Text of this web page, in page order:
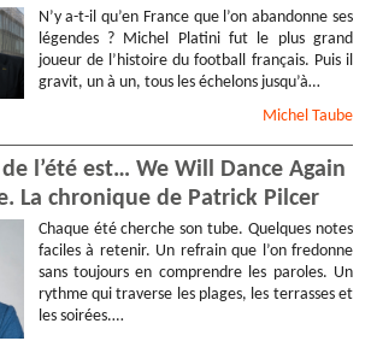
N’y a-t-il qu’en France que l’on abandonne ses
légendes ? Michel Platini fut le plus grand
joueur de l’histoire du football français. Puis il
gravit, un à un, tous les échelons jusqu’à…
Michel Taube
l’été est… We Will Dance Again
La chronique de Patrick Pilcer
Chaque été cherche son tube. Quelques notes
faciles à retenir. Un refrain que l’on fredonne
sans toujours en comprendre les paroles. Un
rythme qui traverse les plages, les terrasses et
les soirées.…